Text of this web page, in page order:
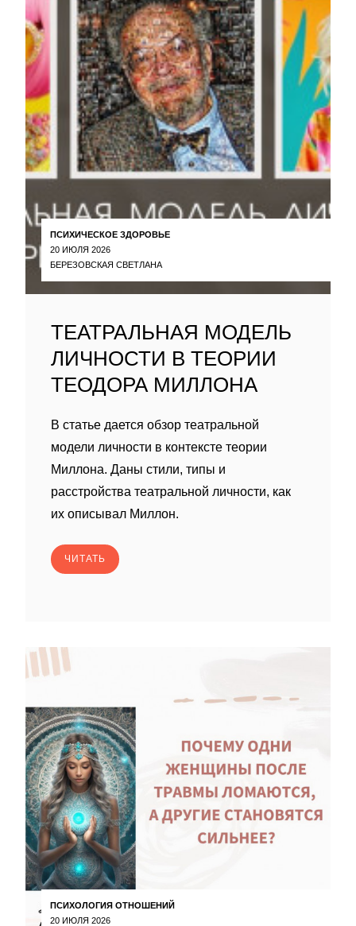
ПСИХИЧЕСКОЕ ЗДОРОВЬЕ
20 ИЮЛЯ 2026
БЕРЕЗОВСКАЯ СВЕТЛАНА
ТЕАТРАЛЬНАЯ МОДЕЛЬ
ЛИЧНОСТИ В ТЕОРИИ
ТЕОДОРА МИЛЛОНА
В статье дается обзор театральной
модели личности в контексте теории
Миллона. Даны стили, типы и
расстройства театральной личности, как
их описывал Миллон.
ЧИТАТЬ
ПСИХОЛОГИЯ ОТНОШЕНИЙ
20 ИЮЛЯ 2026